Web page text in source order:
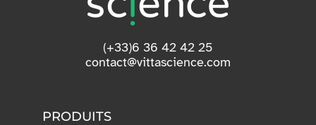
(+33)6 36 42 42 25
contact@vittascience.com
PRODUITS